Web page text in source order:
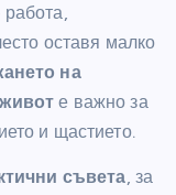
оставя малко
на
е важно за
и щастието.
съвета, за